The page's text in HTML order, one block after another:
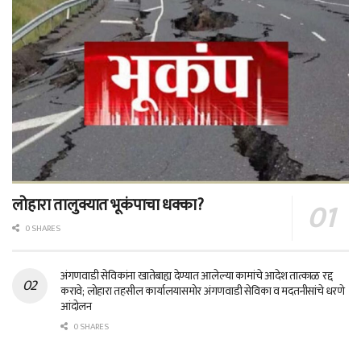
लोहारा तालुक्यात भूकंपाचा धक्का?
0 SHARES
अंगणवाडी सेविकांना खातेबाह्य देण्यात आलेल्या कामांचे आदेश तात्काळ रद्द
करावे; लोहारा तहसील कार्यालयासमोर अंगणवाडी सेविका व मदतनीसांचे धरणे
आंदोलन
0 SHARES